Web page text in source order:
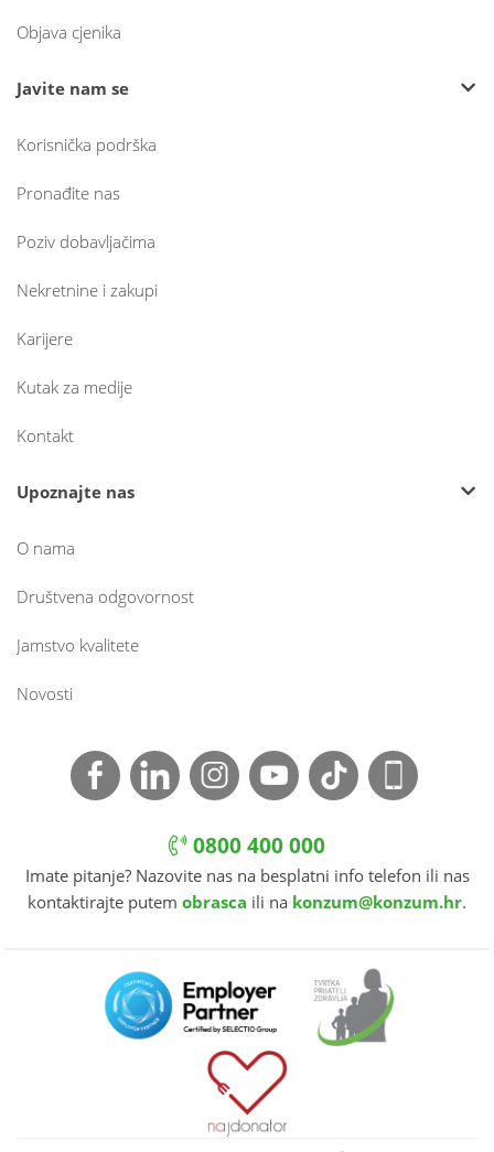
Objava cjenika
Javite nam se
Korisnička podrška
Pronađite nas
Poziv dobavljačima
Nekretnine i zakupi
Karijere
Kutak za medije
Kontakt
Upoznajte nas
O nama
Društvena odgovornost
Jamstvo kvalitete
Novosti
0800 400 000
Imate pitanje? Nazovite nas na besplatni info telefon ili nas
kontaktirajte putem obrasca ili na konzum@konzum.hr.